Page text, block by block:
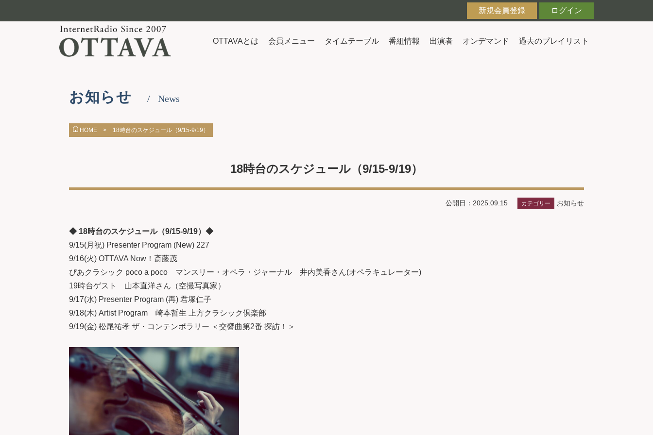
新規会員登録 ログイン
OTTAVAとは 会員メニュー タイムテーブル 番組情報 出演者 オンデマンド 過去のプレイリスト
お知らせ News
HOME > 18時台のスケジュール（9/15-9/19）
18時台のスケジュール（9/15-9/19）
公開日：2025.09.15 カテゴリー お知らせ
◆ 18時台のスケジュール（9/15-9/19）◆
9/15(月祝) Presenter Program (New) 227
9/16(火) OTTAVA Now！斎藤茂
ぴあクラシック poco a poco マンスリー・オペラ・ジャーナル 井内美香さん(オペラキュレーター)
19時台ゲスト 山本直洋さん（空撮写真家）
9/17(水) Presenter Program (再) 君塚仁子
9/18(木) Artist Program 崎本哲生 上方クラシック倶楽部
9/19(金) 松尾祐孝 ザ・コンテンポラリー ＜交響曲第2番 探訪！＞